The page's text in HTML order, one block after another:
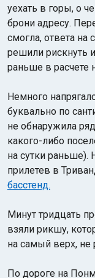
уехать в горы, о
брони адресу.
смогла, ответа на
решили рискнуть
раньше в расчете
Немного
буквально по
не обнаружила
какого-либо
на сутки раньше).
прилетев в
басстенд.
Минут тридцать
взяли рикшу,
на самый верх, не
По дороге на